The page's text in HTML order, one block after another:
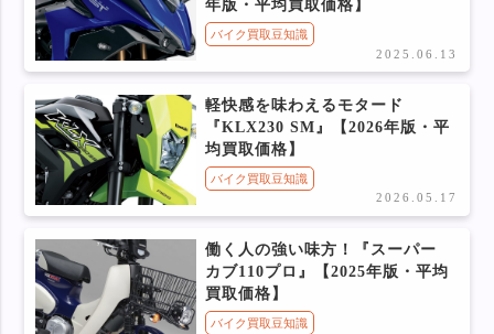
年版・平均買取価格】
バイク買取豆知識
2025.06.13
軽快感を味わえるモタード
『KLX230 SM』【2026年版・平
均買取価格】
バイク買取豆知識
2026.05.17
働く人の強い味方！『スーパー
カブ110プロ』【2025年版・平均
買取価格】
バイク買取豆知識